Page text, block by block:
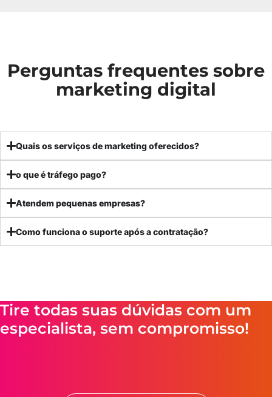
Perguntas frequentes sobre
marketing digital
Quais os serviços de marketing oferecidos?
o que é tráfego pago?
Atendem pequenas empresas?
Como funciona o suporte após a contratação?
Tire todas suas dúvidas com um
especialista, sem compromisso!